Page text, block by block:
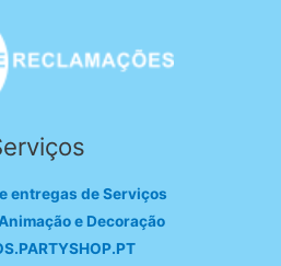
entregas de Serviços
e Decoração